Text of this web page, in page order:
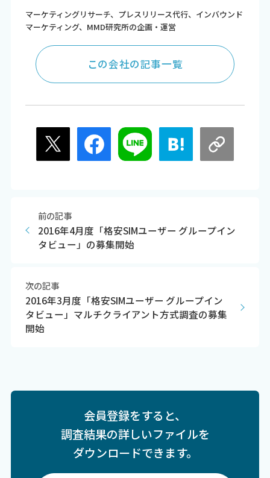
マーケティングリサーチ、プレスリリース代行、インバウンド
マーケティング、MMD研究所の企画・運営
この会社の記事一覧
前の記事
2016年4月度「格安SIMユーザー グループイン
タビュー」の募集開始
次の記事
2016年3月度「格安SIMユーザー グループイン
タビュー」マルチクライアント方式調査の募集
開始
会員登録をすると、
調査結果の詳しいファイルを
ダウンロードできます。